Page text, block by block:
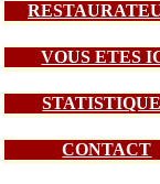
VOUS ETES
CONTACT